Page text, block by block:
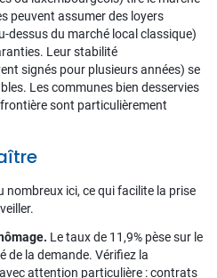
peuvent assumer des loyers
dessus du marché local classique)
Leur stabilité
signés pour plusieurs années) se
Les communes bien desservies
sont particulièrement
nombreux ici, ce qui facilite la prise
Le taux de 11,9% pèse sur le
de la demande. Vérifiez la
attention particulière : contrats